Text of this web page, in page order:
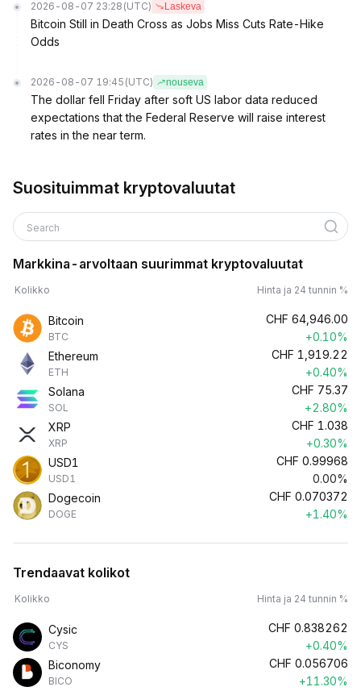
2026-08-07 23:28 (UTC) Laskeva
Bitcoin Still in Death Cross as Jobs Miss Cuts Rate-Hike
Odds
2026-08-07 19:45 (UTC) nouseva
The dollar fell Friday after soft US labor data reduced
expectations that the Federal Reserve will raise interest
rates in the near term.
Suosituimmat kryptovaluutat
Search
Markkina-arvoltaan suurimmat kryptovaluutat
Kolikko Hinta ja 24 tunnin %
Bitcoin
BTC
CHF 64,946.00
+0.10%
Ethereum
ETH
CHF 1,919.22
+0.40%
Solana
SOL
CHF 75.37
+2.80%
XRP
XRP
CHF 1.038
+0.30%
USD1
USD1
CHF 0.99968
0.00%
Dogecoin
DOGE
CHF 0.070372
+1.40%
Trendaavat kolikot
Kolikko Hinta ja 24 tunnin %
Cysic
CYS
CHF 0.838262
+0.40%
Biconomy
BICO
CHF 0.056706
+11.30%